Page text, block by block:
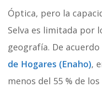
Óptica, pero la
Selva es limitada por
geografía. De acuerdo
de Hogares (Enaho),
menos del 55 % de